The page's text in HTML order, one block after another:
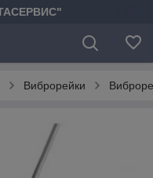
Виброрейки